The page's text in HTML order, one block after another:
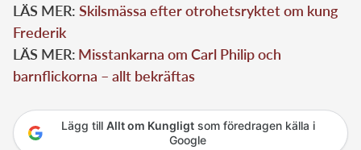
LÄS MER: Skilsmässa efter otrohetsryktet om kung
Frederik
LÄS MER: Misstankarna om Carl Philip och
barnflickorna – allt bekräftas
Lägg till Allt om Kungligtsom föredragen källa i
Google